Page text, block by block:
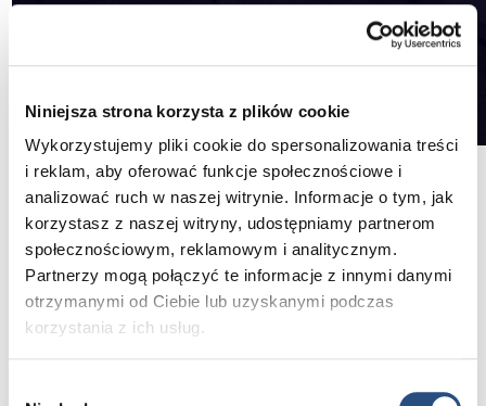
Niniejsza strona korzysta z plików cookie
Wykorzystujemy pliki cookie do spersonalizowania treści
i reklam, aby oferować funkcje społecznościowe i
analizować ruch w naszej witrynie. Informacje o tym, jak
korzystasz z naszej witryny, udostępniamy partnerom
społecznościowym, reklamowym i analitycznym.
Partnerzy mogą połączyć te informacje z innymi danymi
otrzymanymi od Ciebie lub uzyskanymi podczas
korzystania z ich usług.
Volvo V60 B4 w wersji wyposażenia Core
jest wyposażone m.in. w:
Reflektory LED